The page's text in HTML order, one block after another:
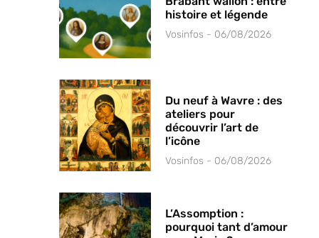
histoire et légende
Vosinfos 06/08/2026
Du neuf à Wavre : des
ateliers pour
découvrir l’art de
l’icône
Vosinfos 06/08/2026
L’Assomption :
pourquoi tant d’amour